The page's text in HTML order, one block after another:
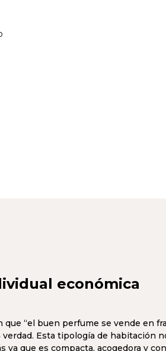
económica
que “el buen perfume se vende en
verdad. Esta tipología de habitación
ya que es compacta, acogedora y